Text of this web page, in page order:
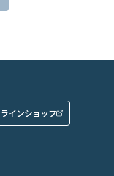
インショップ